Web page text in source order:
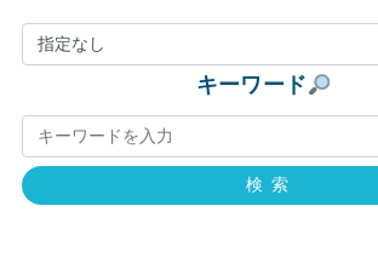
キーワード
検索